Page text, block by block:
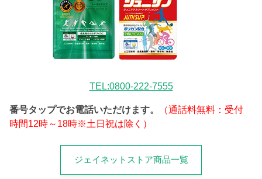
TEL:0800-222-7555
番号タップでお電話いただけます。
（通話料無料：受付
時間12時～18時※土日祝は除く）
ジェイネットストア商品一覧